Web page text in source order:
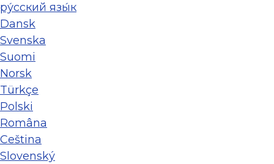
ру́сский язы́к
Dansk
Svenska
Suomi
Norsk
Türkçe
Polski
Româna
Ceština
Slovenský